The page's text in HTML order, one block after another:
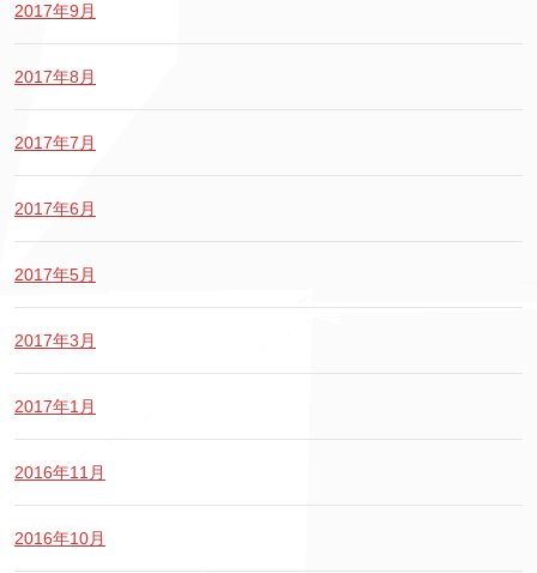
2017年9月
2017年8月
2017年7月
2017年6月
2017年5月
2017年3月
2017年1月
2016年11月
2016年10月